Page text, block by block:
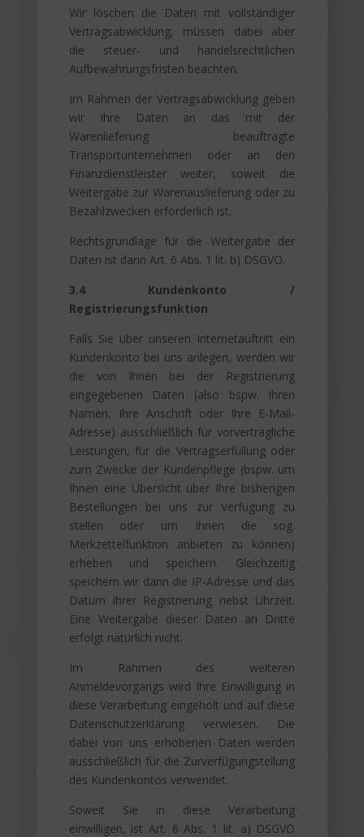
Wir löschen die Daten mit vollständiger
Vertragsabwicklung, müssen dabei aber
die steuer- und handelsrechtlichen
Aufbewahrungsfristen beachten.
Im Rahmen der Vertragsabwicklung geben
wir Ihre Daten an das mit der
Warenlieferung beauftragte
Transportunternehmen oder an den
Finanzdienstleister weiter, soweit die
Weitergabe zur Warenauslieferung oder zu
Bezahlzwecken erforderlich ist.
Rechtsgrundlage für die Weitergabe der
Daten ist dann Art. 6 Abs. 1 lit. b) DSGVO.
3.4 Kundenkonto /
Registrierungsfunktion
Falls Sie über unseren Internetauftritt ein
Kundenkonto bei uns anlegen, werden wir
die von Ihnen bei der Registrierung
eingegebenen Daten (also bspw. Ihren
Namen, Ihre Anschrift oder Ihre E-Mail-
Adresse) ausschließlich für vorvertragliche
Leistungen, für die Vertragserfüllung oder
zum Zwecke der Kundenpflege (bspw. um
Ihnen eine Übersicht über Ihre bisherigen
Bestellungen bei uns zur Verfügung zu
stellen oder um Ihnen die sog.
Merkzettelfunktion anbieten zu können)
erheben und speichern. Gleichzeitig
speichern wir dann die IP-Adresse und das
Datum Ihrer Registrierung nebst Uhrzeit.
Eine Weitergabe dieser Daten an Dritte
erfolgt natürlich nicht.
Im Rahmen des weiteren
Anmeldevorgangs wird Ihre Einwilligung in
diese Verarbeitung eingeholt und auf diese
Datenschutzerklärung verwiesen. Die
dabei von uns erhobenen Daten werden
ausschließlich für die Zurverfügungstellung
des Kundenkontos verwendet.
Soweit Sie in diese Verarbeitung
einwilligen, ist Art. 6 Abs. 1 lit. a) DSGVO